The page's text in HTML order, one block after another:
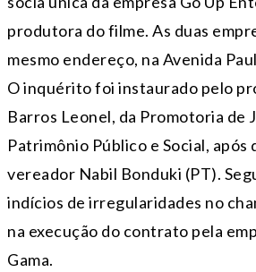
produtora do filme. As duas
mesmo endereço, na Avenida
O inquérito foi instaurado pelo
Barros Leonel, da Promotoria de
Patrimônio Público e Social, após
vereador Nabil Bonduki (PT).
indícios de irregularidades no
na execução do contrato pela
Gama.